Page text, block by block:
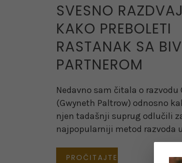
SVESNO
KAKO PREBOLETI
RASTANAK SA
PARTNEROM
Nedavno sam čitala o razvodu
(Gwyneth Paltrow) odnosno
njen tadašnji suprug odlučili
najpopularniji metod razvoda
PROČITAJTE